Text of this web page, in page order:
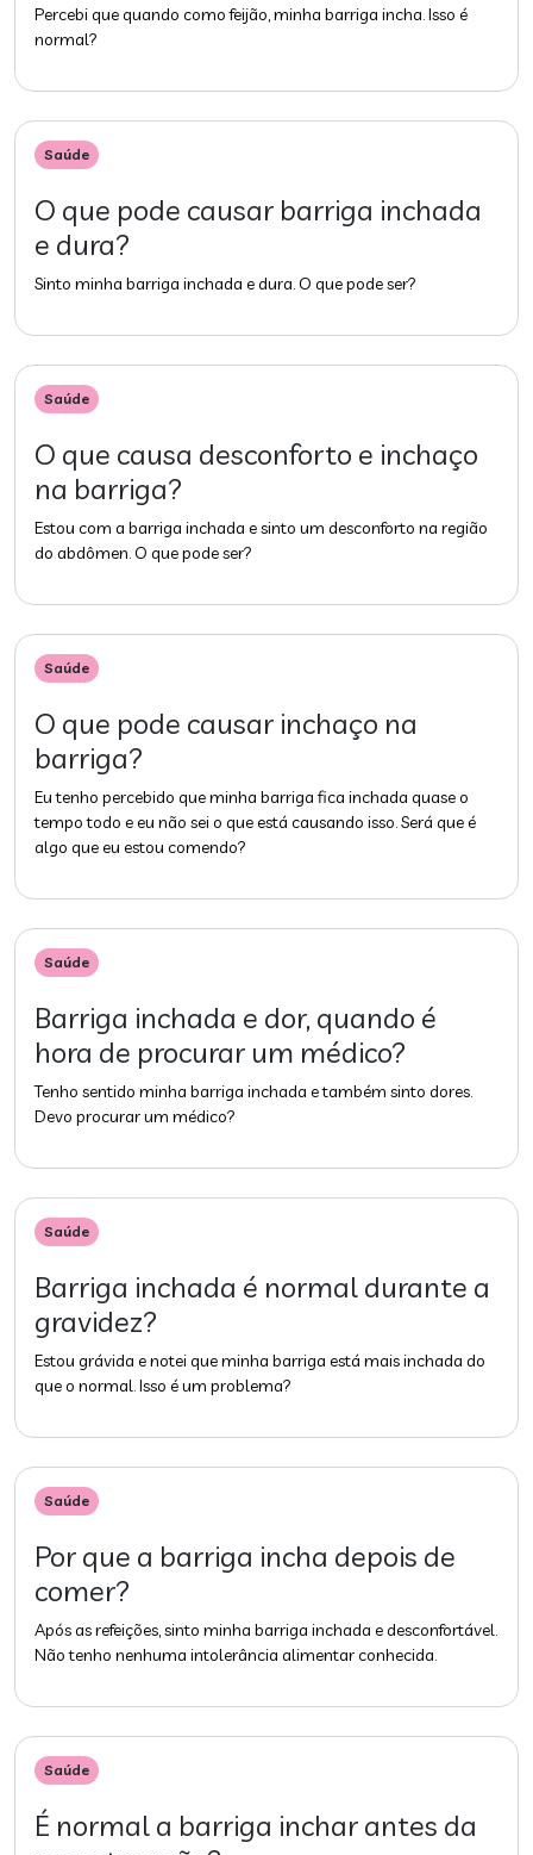
Percebi que quando como feijão, minha barriga incha. Isso é
normal?
Saúde
O que pode causar barriga inchada
e dura?
Sinto minha barriga inchada e dura. O que pode ser?
Saúde
O que causa desconforto e inchaço
na barriga?
Estou com a barriga inchada e sinto um desconforto na região
do abdômen. O que pode ser?
Saúde
O que pode causar inchaço na
barriga?
Eu tenho percebido que minha barriga fica inchada quase o
tempo todo e eu não sei o que está causando isso. Será que é
algo que eu estou comendo?
Saúde
Barriga inchada e dor, quando é
hora de procurar um médico?
Tenho sentido minha barriga inchada e também sinto dores.
Devo procurar um médico?
Saúde
Barriga inchada é normal durante a
gravidez?
Estou grávida e notei que minha barriga está mais inchada do
que o normal. Isso é um problema?
Saúde
Por que a barriga incha depois de
comer?
Após as refeições, sinto minha barriga inchada e desconfortável.
Não tenho nenhuma intolerância alimentar conhecida.
Saúde
É normal a barriga inchar antes da